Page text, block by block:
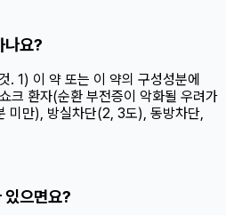
나요?
. 1) 이 약 또는 이 약의 구성성분에
크 환자(순환 부전증이 악화될 우려가
미만), 방실차단(2, 3도), 동방차단,
있으면요?